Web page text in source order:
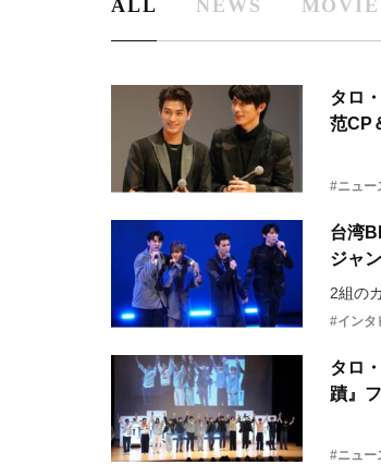
ALL NEWS MOVIE
タロ
范CP
#ニュー
台湾
ジャ
2組の
#インタ
タロ
蹟』
#ニュー